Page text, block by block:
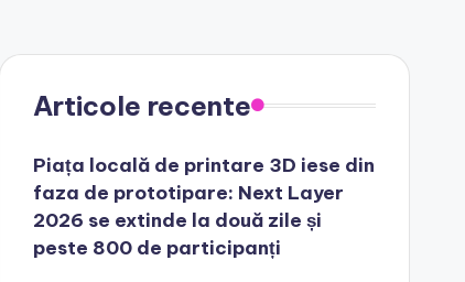
Articole recente
Piața locală de printare 3D iese din
faza de prototipare: Next Layer
2026 se extinde la două zile și
peste 800 de participanți